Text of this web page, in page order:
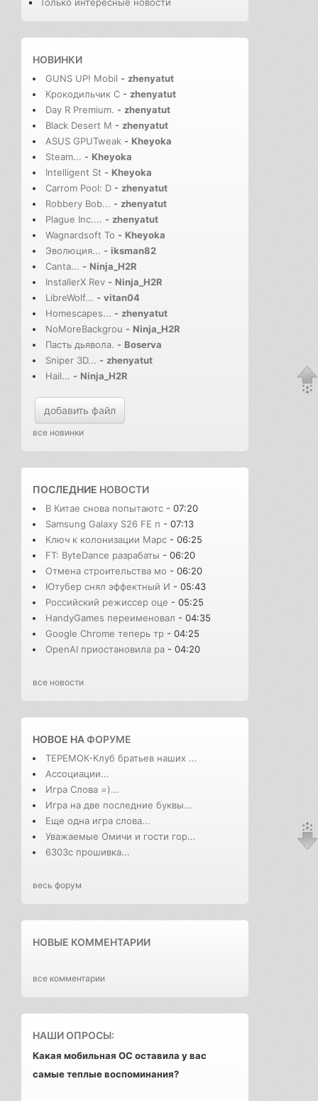
Только интересные новости
НОВИНКИ
GUNS UP! Mobil - zhenyatut
Крокодильчик С - zhenyatut
Day R Premium. - zhenyatut
Black Desert M - zhenyatut
ASUS GPUTweak - Kheyoka
Steam... - Kheyoka
Intelligent St - Kheyoka
Carrom Pool: D - zhenyatut
Robbery Bob... - zhenyatut
Plague Inc.... - zhenyatut
Wagnardsoft To - Kheyoka
Эволюция... - iksman82
Canta... - Ninja_H2R
InstallerX Rev - Ninja_H2R
LibreWolf... - vitan04
Homescapes... - zhenyatut
NoMoreBackgrou - Ninja_H2R
Пасть дьявола. - Boserva
Sniper 3D... - zhenyatut
Hail... - Ninja_H2R
добавить файл
все новинки
ПОСЛЕДНИЕ НОВОСТИ
В Китае снова попытаютс - 07:20
Samsung Galaxy S26 FE п - 07:13
Ключ к колонизации Марс - 06:25
FT: ByteDance разрабаты - 06:20
Отмена строительства мо - 06:20
Ютубер снял эффектный И - 05:43
Российский режиссер оце - 05:25
HandyGames переименовал - 04:35
Google Chrome теперь тр - 04:25
OpenAI приостановила ра - 04:20
все новости
НОВОЕ НАФОРУМЕ
ТЕРЕМОК-Клуб братьев наших ...
Ассоциации...
Игра Слова =)...
Игра на две последние буквы...
Еще одна игра слова...
Уважаемые Омичи и гости гор...
6303с прошивка...
весь форум
НОВЫЕ КОММЕНТАРИИ
все комментарии
НАШИ ОПРОСЫ:
Какая мобильная ОС оставила у вас
самые теплые воспоминания?